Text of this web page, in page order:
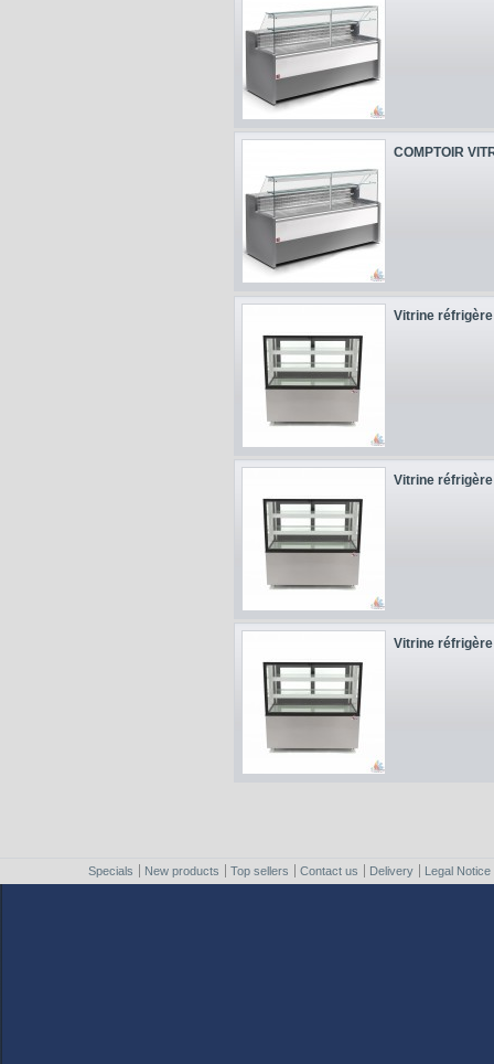
COMPTOIR
Vitrine réfrigère
Vitrine réfrigère
Vitrine réfrigère
Specials New products Top sellers Contact us Delivery Legal Notice